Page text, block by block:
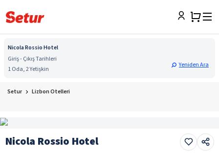
Nicola Rossio Hotel
Giriş - Çıkış Tarihleri
1 Oda, 2 Yetişkin
Yeniden Ara
Setur Lizbon Otelleri
Nicola Rossio Hotel